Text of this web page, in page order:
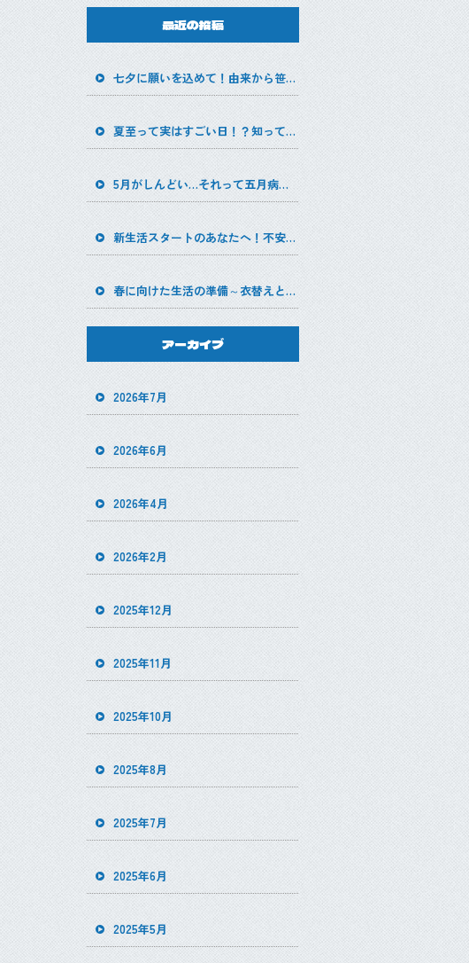
最近の投稿
七夕に願いを込めて！由来から笹飾りの豆知識まで
夏至って実はすごい日！？知って得する豆知識と長い一日の楽しみ方
5月がしんどい…それって五月病かも？
新生活スタートのあなたへ！不安を自信に変える、新しい環境での過ごし方
春に向けた生活の準備～衣替えと断捨離で心身をリセット～
アーカイブ
2026年7月
2026年6月
2026年4月
2026年2月
2025年12月
2025年11月
2025年10月
2025年8月
2025年7月
2025年6月
2025年5月